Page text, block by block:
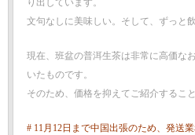
り出しています。
文句なしに美味しい。そして、ずっと
現在、班盆の普洱生茶は非常に高価な
いたものです。
そのため、価格を抑えてご紹介するこ
# 11月12日まで中国出張のため、発送